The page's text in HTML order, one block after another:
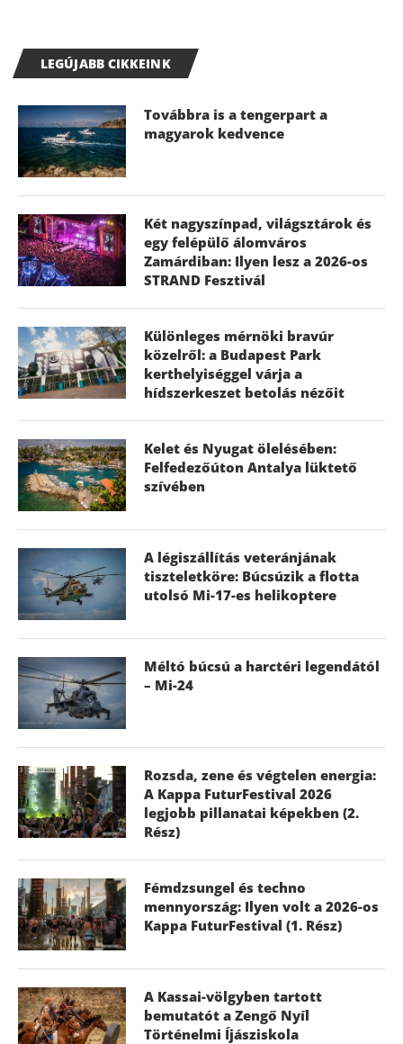
LEGÚJABB CIKKEINK
Továbbra is a tengerpart a
magyarok kedvence
Két nagyszínpad, világsztárok és
egy felépülő álomváros
Zamárdiban: Ilyen lesz a 2026-os
STRAND Fesztivál
Különleges mérnöki bravúr
közelről: a Budapest Park
kerthelyiséggel várja a
hídszerkeszet betolás nézőit
Kelet és Nyugat ölelésében:
Felfedezőúton Antalya lüktető
szívében
A légiszállítás veteránjának
tiszteletköre: Búcsúzik a flotta
utolsó Mi-17-es helikoptere
Méltó búcsú a harctéri legendától
– Mi-24
Rozsda, zene és végtelen energia:
A Kappa FuturFestival 2026
legjobb pillanatai képekben (2.
Rész)
Fémdzsungel és techno
mennyország: Ilyen volt a 2026-os
Kappa FuturFestival (1. Rész)
A Kassai-völgyben tartott
bemutatót a Zengő Nyíl
Történelmi Íjásziskola